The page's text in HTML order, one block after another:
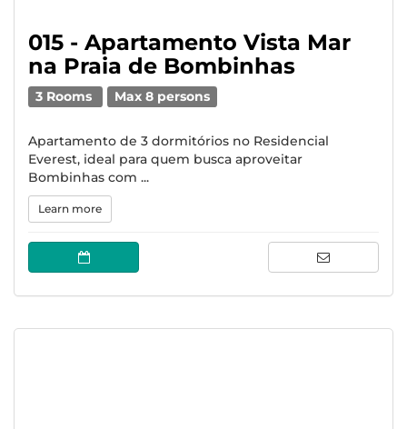
015 - Apartamento Vista Mar
na Praia de Bombinhas
3 Rooms Max 8 persons
Apartamento de 3 dormitórios no Residencial
Everest, ideal para quem busca aproveitar
Bombinhas com ...
Learn more